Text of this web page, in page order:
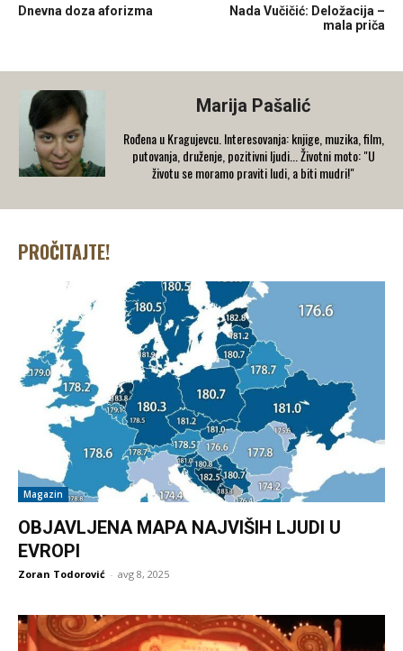
Dnevna doza aforizma
Nada Vučičić: Deložacija –
mala priča
Marija Pašalić
​Rođena u Kragujevcu. Interesovanja: knjige, muzika, film,
putovanja, druženje, pozitivni ljudi... Životni moto: "U
životu se moramo praviti ludi, a biti mudri!"
PROČITAJTE!
Magazin
OBJAVLJENA MAPA NAJVIŠIH LJUDI U
EVROPI
Zoran Todorović - avg 8, 2025